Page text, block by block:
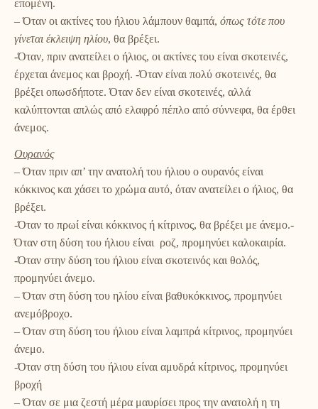
επομένη.
– Όταν οι ακτίνες του ήλιου λάμπουν θαμπά, όπως τότε που
γίνεται έκλειψη ηλίου, θα βρέξει.
-Όταν, πριν ανατείλει ο ήλιος, οι ακτίνες του είναι σκοτεινές,
έρχεται άνεμος και βροχή. -Όταν είναι πολύ σκοτεινές, θα
βρέξει οπωσδήποτε. Όταν δεν είναι σκοτεινές, αλλά
καλύπτονται απλώς από ελαφρό πέπλο από σύννεφα, θα έρθει
άνεμος.
Ουρανός
– Όταν πριν απ’ την ανατολή του ήλιου ο ουρανός είναι
κόκκινος και χάσει το χρώμα αυτό, όταν ανατείλει ο ήλιος, θα
βρέξει.
-Όταν το πρωί είναι κόκκινος ή κίτρινος, θα βρέξει με άνεμο.-
Όταν στη δύση του ήλιου είναι ροζ, προμηνύει καλοκαιρία.
-Όταν στην δύση του ήλιου είναι σκοτεινός και θολός,
προμηνύει άνεμο.
– Όταν στη δύση του ηλίου είναι βαθυκόκκινος, προμηνύει
ανεμόβροχο.
– Όταν στη δύση του ήλιου είναι λαμπρά κίτρινος, προμηνύει
άνεμο.
-Όταν στη δύση του ήλιου είναι αμυδρά κίτρινος, προμηνύει
βροχή
– Όταν σε μια ζεστή μέρα μαυρίσει προς την ανατολή η τη